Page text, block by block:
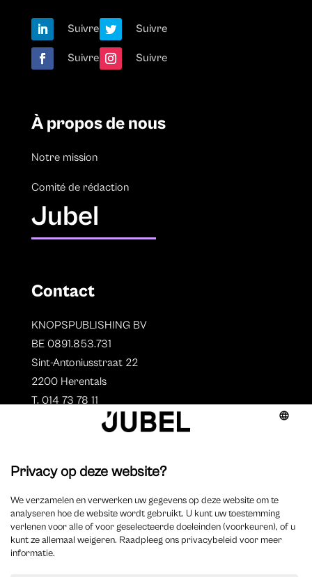
Suivre Suivre
Suivre Suivre
À propos de nous
Notre mission
Comité de rédaction
Jubel
Contact
KNOPSPUBLISHING BV
BE 0891.853.731
Sint-Antoniusstraat 22
2200 Herentals
T. 014 73 78 11
Aperçu des auteurs
Devenir auteur ?